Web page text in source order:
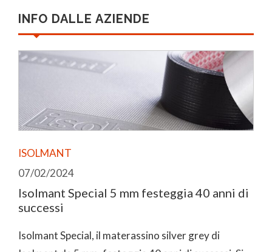
INFO DALLE AZIENDE
ISOLMANT
07/02/2024
Isolmant Special 5 mm festeggia 40 anni di
successi
Isolmant Special, il materassino silver grey di